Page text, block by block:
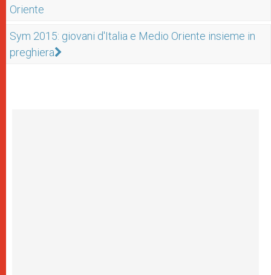
Oriente
Sym 2015: giovani d'Italia e Medio Oriente insieme in
preghiera